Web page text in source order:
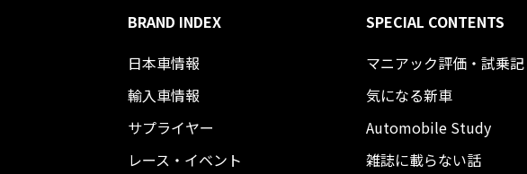
BRAND INDEX
日本車情報​
輸入車情報
サプライヤー
レース・イベント
SPECIAL CONTENTS
マニアック評価・試乗記
気になる新車
Automobile Study
雑誌に載らない話